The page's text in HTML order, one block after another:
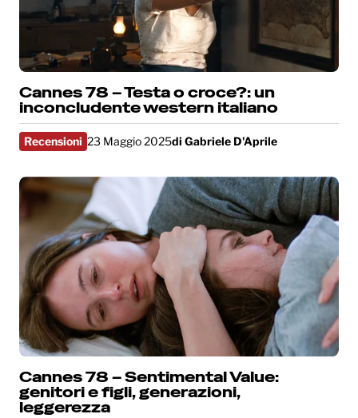
Cannes 78 – Testa o croce?: un
inconcludente western italiano
Recensioni 23 Maggio 2025di Gabriele D'Aprile
Cannes 78 – Sentimental Value:
genitori e figli, generazioni,
leggerezza